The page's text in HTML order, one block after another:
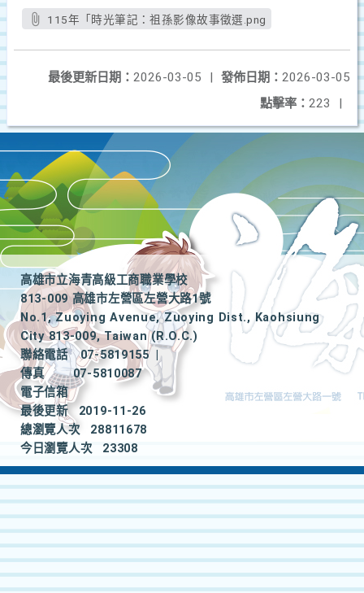
115年「時光筆記：祖孫影像故事徵選.png
發佈日期： 2026-03-05
最後更新日期： 2026-03-05
|
點擊率： 223 |
高雄市立海青高級工商職業學校
813-009 高雄市左營區左營大路1號
No.1, Zuoying Avenue, Zuoying Dist., Kaohsiung
City 813-009, Taiwan (R.O.C.)
聯絡電話
07-5819155
|
傳真
07-5810087
電子信箱
最後更新
2019-11-26
總瀏覽人次
28811678
今日瀏覽人次
23308